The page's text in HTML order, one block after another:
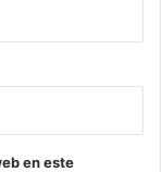
en este